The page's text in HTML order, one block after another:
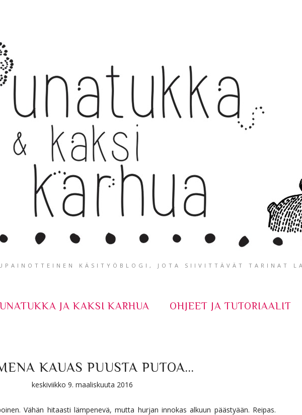
KÄSITYÖBLOGI, JOTA SIIVITTÄVÄT TARINAT
JA KAKSI KARHUA OHJEET JA TUTORIAALIT
KAUAS PUUSTA PUTOA...
keskiviikko 9. maaliskuuta 2016
Vähän hitaasti lämpenevä, mutta hurjan innokas alkuun päästyään. Reipas.